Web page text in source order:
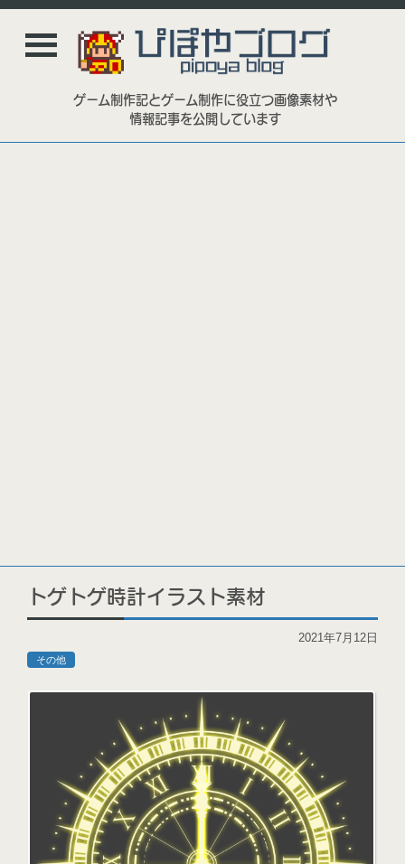
ゲーム制作記とゲーム制作に役立つ画像素材や
情報記事を公開しています
トゲトゲ時計イラスト素材
2021年7月12日
その他